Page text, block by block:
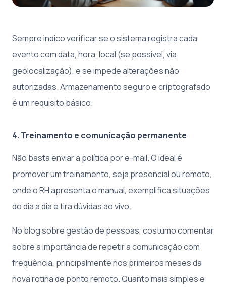
Sempre indico verificar se o sistema registra cada
evento com data, hora, local (se possível, via
geolocalização), e se impede alterações não
autorizadas. Armazenamento seguro e criptografado
é um requisito básico.
4. Treinamento e comunicação permanente
Não basta enviar a política por e-mail. O ideal é
promover um treinamento, seja presencial ou remoto,
onde o RH apresenta o manual, exemplifica situações
do dia a dia e tira dúvidas ao vivo.
No blog sobre gestão de pessoas, costumo comentar
sobre a importância de repetir a comunicação com
frequência, principalmente nos primeiros meses da
nova rotina de ponto remoto. Quanto mais simples e